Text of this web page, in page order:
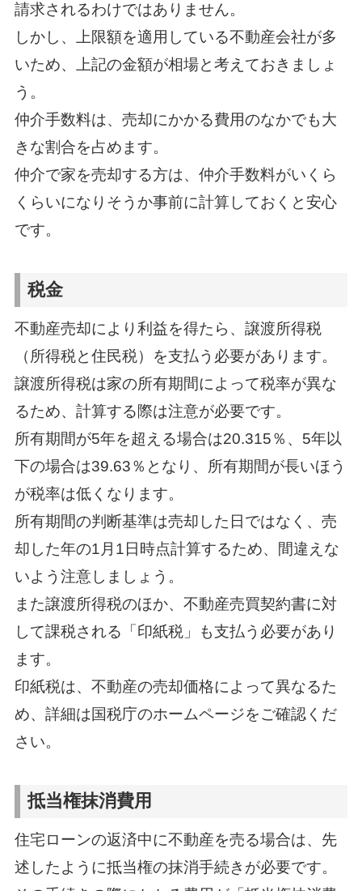
請求されるわけではありません。
しかし、上限額を適用している不動産会社が多
いため、上記の金額が相場と考えておきましょ
う。
仲介手数料は、売却にかかる費用のなかでも大
きな割合を占めます。
仲介で家を売却する方は、仲介手数料がいくら
くらいになりそうか事前に計算しておくと安心
です。
税金
不動産売却により利益を得たら、譲渡所得税
（所得税と住民税）を支払う必要があります。
譲渡所得税は家の所有期間によって税率が異な
るため、計算する際は注意が必要です。
所有期間が5年を超える場合は20.315％、5年以
下の場合は39.63％となり、所有期間が長いほう
が税率は低くなります。
所有期間の判断基準は売却した日ではなく、売
却した年の1月1日時点計算するため、間違えな
いよう注意しましょう。
また譲渡所得税のほか、不動産売買契約書に対
して課税される「印紙税」も支払う必要があり
ます。
印紙税は、不動産の売却価格によって異なるた
め、詳細は国税庁のホームページをご確認くだ
さい。
抵当権抹消費用
住宅ローンの返済中に不動産を売る場合は、先
述したように抵当権の抹消手続きが必要です。